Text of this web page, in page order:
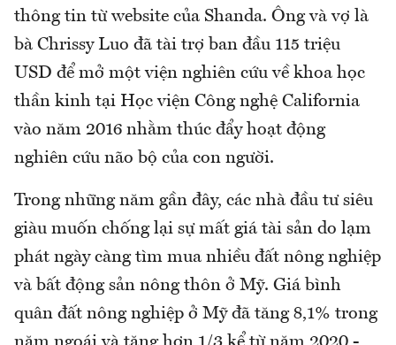
thông tin từ website của Shanda. Ông và vợ là
bà Chrissy Luo đã tài trợ ban đầu 115 triệu
USD để mở một viện nghiên cứu về khoa học
thần kinh tại Học viện Công nghệ California
vào năm 2016 nhằm thúc đẩy hoạt động
nghiên cứu não bộ của con người.
Trong những năm gần đây, các nhà đầu tư siêu
giàu muốn chống lại sự mất giá tài sản do lạm
phát ngày càng tìm mua nhiều đất nông nghiệp
và bất động sản nông thôn ở Mỹ. Giá bình
quân đất nông nghiệp ở Mỹ đã tăng 8,1% trong